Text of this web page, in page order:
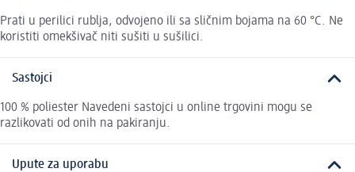
Prati u perilici rublja, odvojeno ili sa sličnim bojama na 60 °C. Ne
koristiti omekšivač niti sušiti u sušilici.
Sastojci
100 % poliester Navedeni sastojci u online trgovini mogu se
razlikovati od onih na pakiranju.
Upute za uporabu